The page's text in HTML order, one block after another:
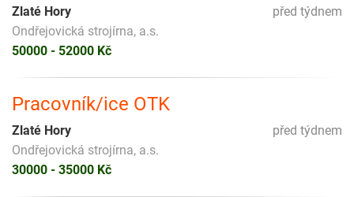
před týdnem
Zlaté Hory
Ondřejovická strojírna, a.s.
50000 - 52000 Kč
Pracovník/ice OTK
před týdnem
Zlaté Hory
Ondřejovická strojírna, a.s.
30000 - 35000 Kč